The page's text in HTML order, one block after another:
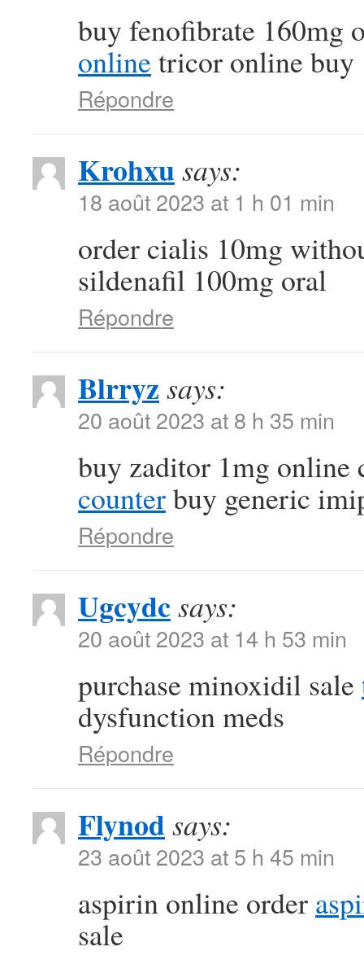
buy fenofibrate 160mg
online tricor online buy
Répondre
Krohxusays:
18 août 2023 at 1 h 01 min
order cialis 10mg
sildenafil 100mg oral
Répondre
Blrryz says:
20 août 2023 at 8 h 35 min
buy zaditor 1mg online
counterbuy generic
Répondre
Ugcydcsays:
20 août 2023 at 14 h 53 min
purchase minoxidil sale
dysfunction meds
Répondre
Flynodsays:
23 août 2023 at 5 h 45 min
aspirin online order
sale